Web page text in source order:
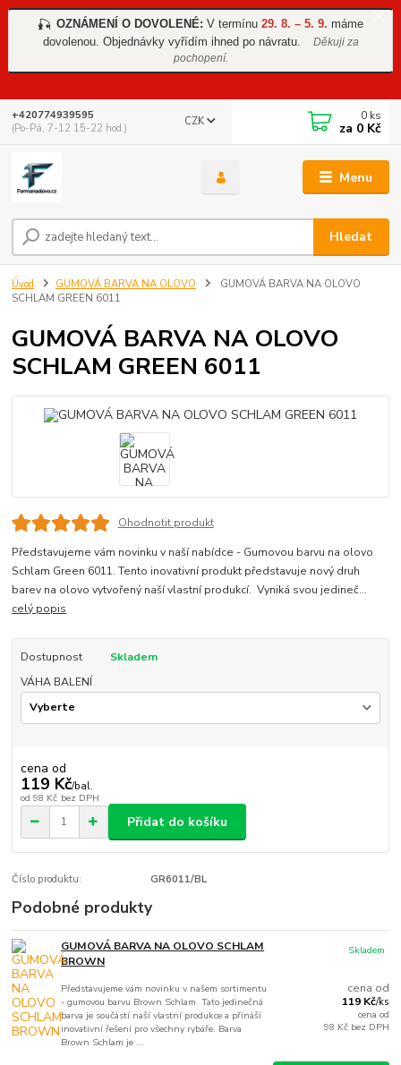
🎣 OZNÁMENÍ O DOVOLENÉ: V termínu 29. 8. – 5. 9. máme
dovolenou. Objednávky vyřídím ihned po návratu.
Děkuji za
pochopení.
Menu
CZK
Hledat
+420774939595
(Po-Pá, 7-12 15-22 hod.)
0 ks
za 0 Kč
Úvod GUMOVÁ BARVA NA OLOVO
GUMOVÁ BARVA NA OLOVO
SCHLAM GREEN 6011
GUMOVÁ BARVA NA OLOVO
SCHLAM GREEN 6011
Ohodnotit produkt
Představujeme vám novinku v naší nabídce - Gumovou barvu na olovo
Schlam Green 6011. Tento inovativní produkt představuje nový druh
barev na olovo vytvořený naší vlastní produkcí. Vyniká svou jedineč...
celý popis
Dostupnost
Skladem
VÁHA BALENÍ
cena od
119 Kč/bal.
od 98 Kč bez DPH
Přidat do košíku
Číslo produktu: GR6011/BL
Podobné produkty
GUMOVÁ BARVA NA OLOVO SCHLAM
BROWN
Představujeme vám novinku v našem sortimentu
- gumovou barvu Brown Schlam. Tato jedinečná
barva je součástí naší vlastní produkce a přináší
inovativní řešení pro všechny rybáře. Barva
Brown Schlam je ...
cena od
119 Kč/ks
cena od
98 Kč bez DPH
Skladem